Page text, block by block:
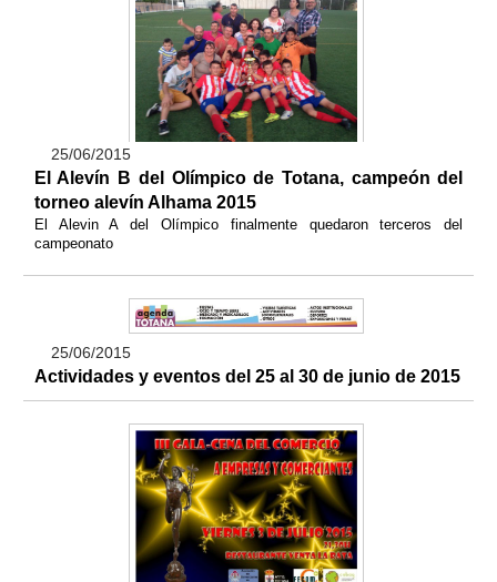
25/06/2015
El Alevín B del Olímpico de Totana, campeón del
torneo alevín Alhama 2015
El Alevin A del Olímpico finalmente quedaron terceros del
campeonato
25/06/2015
Actividades y eventos del 25 al 30 de junio de 2015